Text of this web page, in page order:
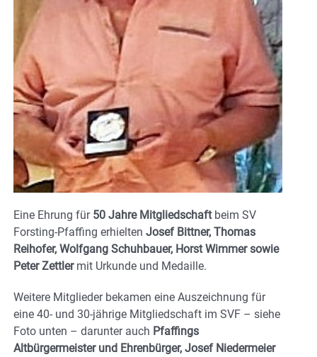
Eine Ehrung für 50 Jahre Mitgliedschaftbeim SV
Forsting-Pfaffing erhielten Josef Bittner, Thomas
Reihofer, Wolfgang Schuhbauer, Horst Wimmer sowie
Peter Zettlermit Urkunde und Medaille.
Weitere Mitglieder bekamen eine Auszeichnung für
eine 40- und 30-jährige Mitgliedschaft im SVF – siehe
Foto unten – darunter auch Pfaffings
Altbürgermeister und Ehrenbürger, Josef Niedermeier